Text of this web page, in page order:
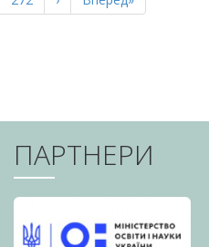
сторінкасторінка
ПАРТНЕРИ